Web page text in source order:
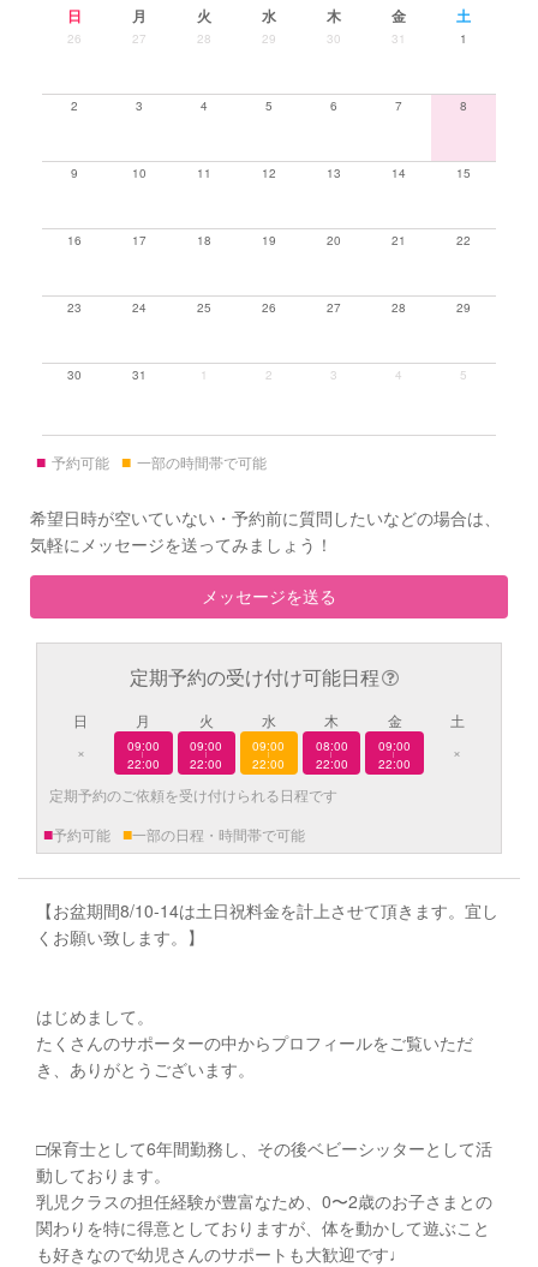
日 月 火 水 木 金 土
26 27 28 29 30 31 1
2 3 4 5 6 7 8
9 10 11 12 13 14 15
16 17 18 19 20 21 22
23 24 25 26 27 28 29
30 31 1 2 3 4 5
■ 予約可能 ■ 一部の時間帯で可能
希望日時が空いていない・予約前に質問したいなどの場合は、
気軽にメッセージを送ってみましょう！
メッセージを送る
定期予約の受け付け可能日程
日
×
月
09:00
|
22:00
火
09:00
|
22:00
水
09:00
|
22:00
木
08:00
|
22:00
金
09:00
|
22:00
土
×
定期予約のご依頼を受け付けられる日程です
■予約可能 ■一部の日程・時間帯で可能
【お盆期間8/10-14は土日祝料金を計上させて頂きます。宜し
くお願い致します。】
はじめまして。
たくさんのサポーターの中からプロフィールをご覧いただ
き、ありがとうございます。
□︎保育士として6年間勤務し、その後ベビーシッターとして活
動しております。
乳児クラスの担任経験が豊富なため、0〜2歳のお子さまとの
関わりを特に得意としておりますが、体を動かして遊ぶこと
も好きなので幼児さんのサポートも大歓迎です♩